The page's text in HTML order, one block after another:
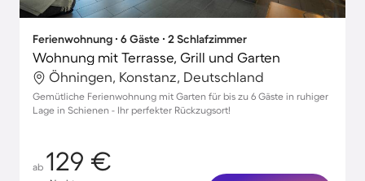
Ferienwohnung ∙ 6 Gäste ∙ 2 Schlafzimmer
Wohnung mit Terrasse, Grill und Garten
Öhningen, Konstanz, Deutschland
Gemütliche Ferienwohnung mit Garten für bis zu 6 Gäste in ruhiger
Lage in Schienen - Ihr perfekter Rückzugsort!
ab 129 €